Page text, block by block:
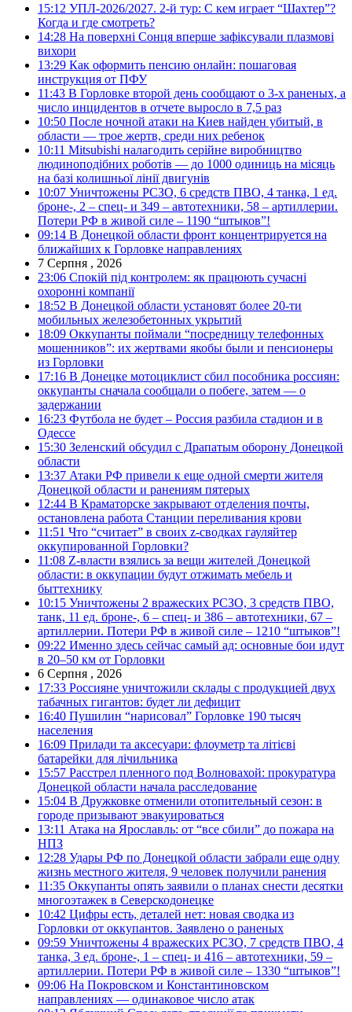
15:12 УПЛ-2026/2027. 2-й тур: С кем играет “Шахтер”?
Когда и где смотреть?
14:28 На поверхні Сонця вперше зафіксували плазмові
вихори
13:29 Как оформить пенсию онлайн: пошаговая
инструкция от ПФУ
11:43 В Горловке второй день сообщают о 3-х раненых, а
число инцидентов в отчете выросло в 7,5 раз
10:50 После ночной атаки на Киев найден убитый, в
области — трое жертв, среди них ребенок
10:11 Mitsubishi налагодить серійне виробництво
людиноподібних роботів — до 1000 одиниць на місяць
на базі колишньої лінії двигунів
10:07 Уничтожены РСЗО, 6 средств ПВО, 4 танка, 1 ед.
броне-, 2 – спец- и 349 – автотехники, 58 – артиллерии.
Потери РФ в живой силе – 1190 “штыков”!
09:14 В Донецкой области фронт концентрируется на
ближайших к Горловке направлениях
7 Серпня , 2026
23:06 Спокій під контролем: як працюють сучасні
охоронні компанії
18:52 В Донецкой области установят более 20-ти
мобильных железобетонных укрытий
18:09 Оккупанты поймали “посредницу телефонных
мошенников”: их жертвами якобы были и пенсионеры
из Горловки
17:16 В Донецке мотоциклист сбил пособника россиян:
оккупанты сначала сообщали о побеге, затем — о
задержании
16:23 Футбола не будет – Россия разбила стадион и в
Одессе
15:30 Зеленский обсудил с Драпатым оборону Донецкой
области
13:37 Атаки РФ привели к еще одной смерти жителя
Донецкой области и ранениям пятерых
12:44 В Краматорске закрывают отделения почты,
остановлена работа Станции переливания крови
11:51 Что “считает” в своих z-сводках гауляйтер
оккупированной Горловки?
11:08 Z-власти взялись за вещи жителей Донецкой
области: в оккупации будут отжимать мебель и
быттехнику
10:15 Уничтожены 2 вражеских РСЗО, 3 средств ПВО,
танк, 11 ед. броне-, 6 – спец- и 386 – автотехники, 67 –
артиллерии. Потери РФ в живой силе – 1210 “штыков”!
09:22 Именно здесь сейчас самый ад: основные бои идут
в 20–50 км от Горловки
6 Серпня , 2026
17:33 Россияне уничтожили склады с продукцией двух
табачных гигантов: будет ли дефицит
16:40 Пушилин “нарисовал” Горловке 190 тысяч
населения
16:09 Прилади та аксесуари: флоуметр та літієві
батарейки для лічильника
15:57 Расстрел пленного под Волновахой: прокуратура
Донецкой области начала расследование
15:04 В Дружковке отменили отопительный сезон: в
городе призывают эвакуироваться
13:11 Атака на Ярославль: от “все сбили” до пожара на
НПЗ
12:28 Удары РФ по Донецкой области забрали еще одну
жизнь местного жителя, 9 человек получили ранения
11:35 Оккупанты опять заявили о планах снести десятки
многоэтажек в Северскодонецке
10:42 Цифры есть, деталей нет: новая сводка из
Горловки от оккупантов. Заявлено о раненых
09:59 Уничтожены 4 вражеских РСЗО, 7 средств ПВО, 4
танка, 3 ед. броне-, 1 – спец- и 416 – автотехники, 59 –
артиллерии. Потери РФ в живой силе – 1330 “штыков”!
09:06 На Покровском и Константиновском
направлениях — одинаковое число атак